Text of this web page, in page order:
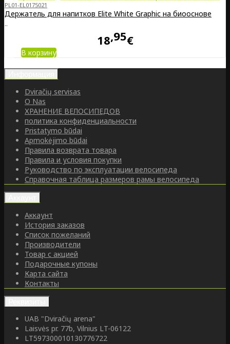
PL01-EL0175021
Держатель для напитков Elite White Graphic на биооснове
..
18 95€
В корзину
Dviračių servisas
O Nas
ХРАНЕНИЕ ВЕЛОСИПЕДОВ
политика конфиденциальности
Pristatymo būdai
Apmokėjimo būdai
Правила возврата товара
Правила и условия покупки
Руководство по эксплуатации велосипеда
Справочная таблица размеров рамы велосипеда
Аккаунт
История заказов
Список пожеланий
Производители
Товар с акцией
Подарочные купоны
Карта сайта
Контакты
UAB "Dviračių arena"
Laisvės pr. 77b, Vilnius LT-06122
LT597300010130776722